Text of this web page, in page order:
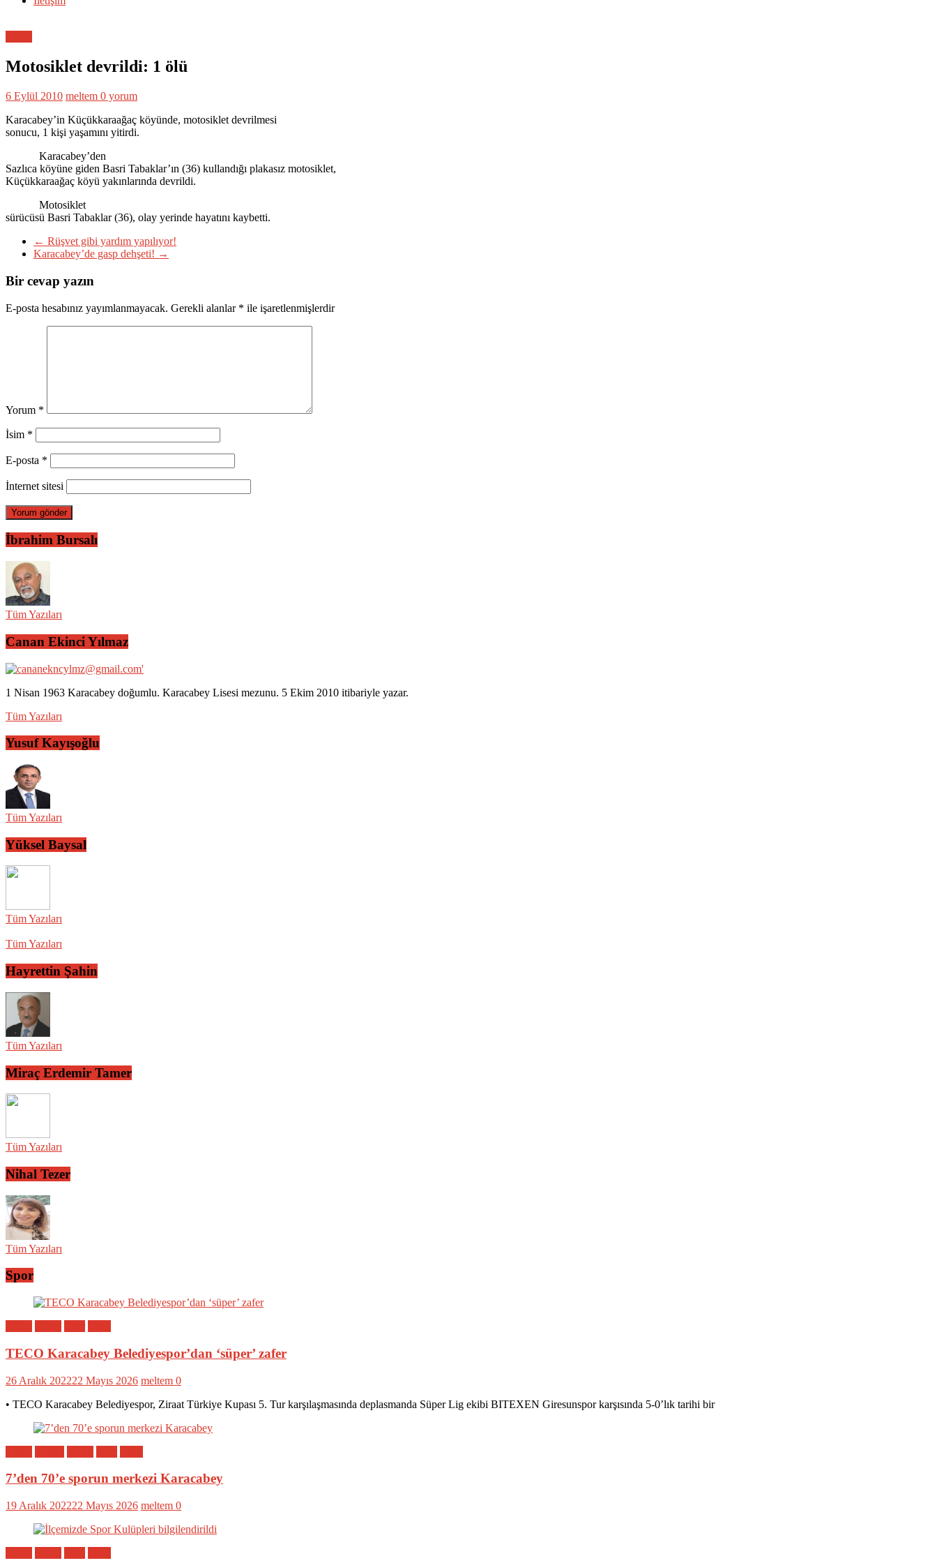
Motosiklet devrildi: 1 ölü
6 Eylül 2010 meltem 0 yorum
Karacabey’in Küçükkaraağaç köyünde, motosiklet devrilmesi
sonucu, 1 kişi yaşamını yitirdi.
Karacabey’den
Sazlıca köyüne giden Basri Tabaklar’ın (36) kullandığı plakasız motosiklet,
Küçükkaraağaç köyü yakınlarında devrildi.
Motosiklet
sürücüsü Basri Tabaklar (36), olay yerinde hayatını kaybetti.
← Rüşvet gibi yardım yapılıyor!
Karacabey’de gasp dehşeti! →
Bir cevap yazın
E-posta hesabınız yayımlanmayacak. Gerekli alanlar * ile işaretlenmişlerdir
Yorum *
İsim *
E-posta *
İnternet sitesi
İbrahim Bursalı
Tüm Yazıları
Canan Ekinci Yılmaz
1 Nisan 1963 Karacabey doğumlu. Karacabey Lisesi mezunu. 5 Ekim 2010 itibariyle yazar.
Tüm Yazıları
Yusuf Kayışoğlu
Tüm Yazıları
Yüksel Baysal
Tüm Yazıları
Tüm Yazıları
Hayrettin Şahin
Tüm Yazıları
Miraç Erdemir Tamer
Tüm Yazıları
Nihal Tezer
Tüm Yazıları
Spor
TECO Karacabey Belediyespor’dan ‘süper’ zafer
26 Aralık 202222 Mayıs 2026 meltem 0
• TECO Karacabey Belediyespor, Ziraat Türkiye Kupası 5. Tur karşılaşmasında deplasmanda Süper Lig ekibi BITEXEN Giresunspor karşısında 5-0’lık tarihi bir
7’den 70’e sporun merkezi Karacabey
19 Aralık 202222 Mayıs 2026 meltem 0